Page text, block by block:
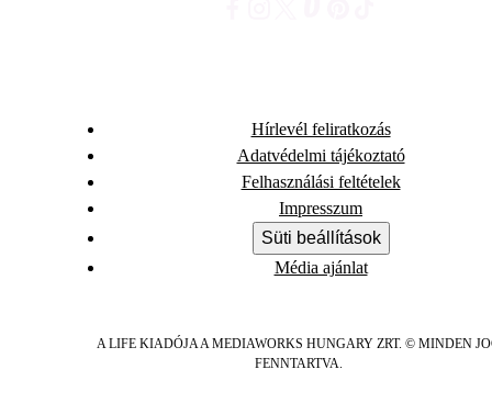
Hírlevél feliratkozás
Adatvédelmi tájékoztató
Felhasználási feltételek
Impresszum
Süti beállítások
Média ajánlat
A LIFE KIADÓJA A MEDIAWORKS HUNGARY ZRT. © MINDEN
FENNTARTVA.